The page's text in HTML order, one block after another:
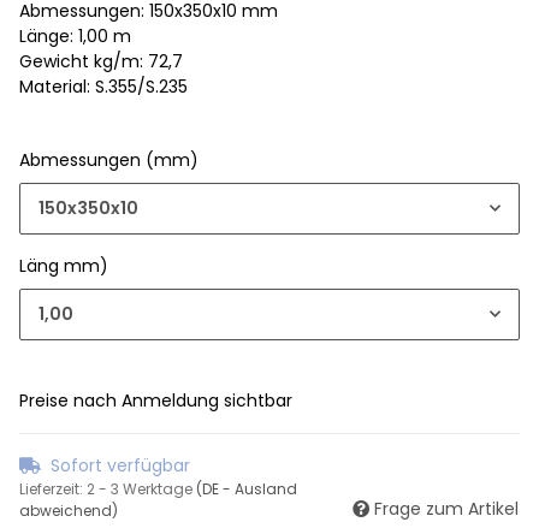
Abmessungen: 150x350x10 mm
Länge: 1,00 m
Gewicht kg/m: 72,7
Material: S.355/S.235
Abmessungen (mm)
150x350x10
Läng mm)
1,00
Preise nach Anmeldung sichtbar
Sofort verfügbar
Lieferzeit: 2 - 3 Werktage (DE - Ausland
abweichend)
Frage zum Artikel